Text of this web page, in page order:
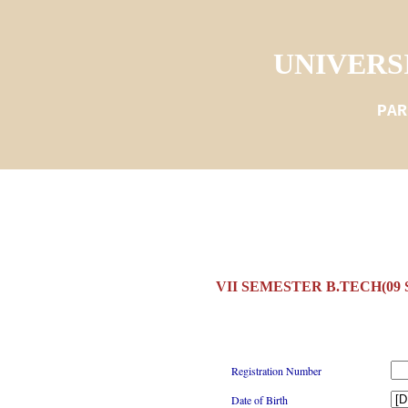
VII SEMESTER B.TECH(09
Registration Number
Date of Birth